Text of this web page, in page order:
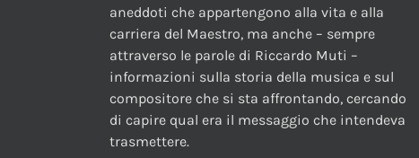
aneddoti che appartengono alla vita e alla
carriera del Maestro, ma anche – sempre
attraverso le parole di Riccardo Muti –
informazioni sulla storia della musica e sul
compositore che si sta affrontando, cercando
di capire qual era il messaggio che intendeva
trasmettere.